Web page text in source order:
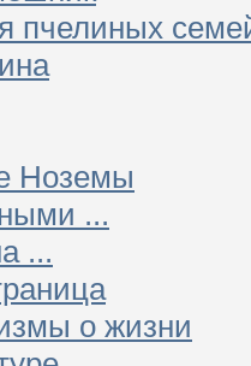
пчелиных
Ноземы
...
...
о жизни